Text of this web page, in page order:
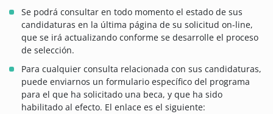
Se podrá consultar en todo momento el estado de sus
candidaturas en la última página de su solicitud on-line,
que se irá actualizando conforme se desarrolle el proceso
de selección.
Para cualquier consulta relacionada con sus candidaturas,
puede enviarnos un formulario específico del programa
para el que ha solicitado una beca, y que ha sido
habilitado al efecto. El enlace es el siguiente: